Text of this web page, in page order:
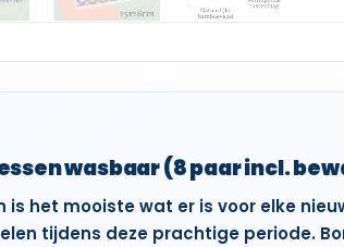
wasbaar (8 paar incl.
is het mooiste wat er is voor elke
tijdens deze prachtige periode.